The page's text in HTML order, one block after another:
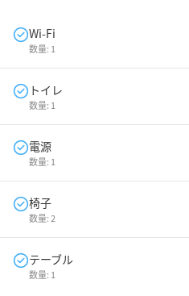
Wi-Fi
数量: 1
トイレ
数量: 1
電源
数量: 1
椅子
数量:2
テーブル
数量: 1